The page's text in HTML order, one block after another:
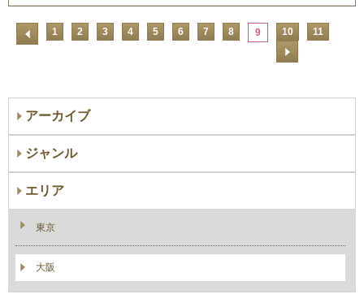
1 2 3 4 5 6 7 8 9 10 11
アーカイブ
ジャンル
エリア
東京
大阪